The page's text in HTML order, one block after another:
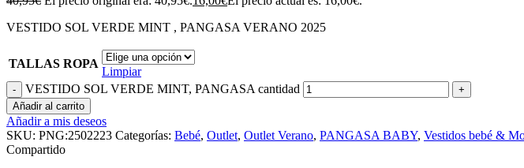
VESTIDO SOL VERDE MINT , PANGASA VERANO 2025
TALLAS ROPA
Limpiar
VESTIDO SOL VERDE MINT, PANGASA cantidad
Añadir al carrito
Añadir a mis deseos
SKU: PNG:2502223 Categorías: Bebé, Outlet, Outlet Verano, PANGASA BABY, Vestidos bebé &
Compartido